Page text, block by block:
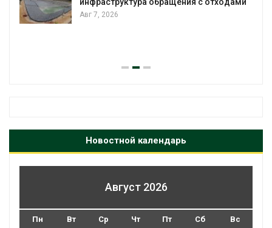
Авг 7, 2026
Новостной календарь
Август 2026
Пн Вт Ср Чт Пт Сб Вс